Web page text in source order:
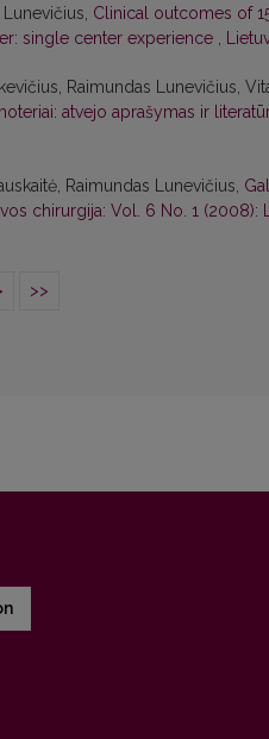
Clinical outcomes of
single center experience ,
Raimundas Lunevičius,
atvejo aprašymas ir
Raimundas Lunevičius,
chirurgija: Vol. 6 No. 1 (2008):
>>